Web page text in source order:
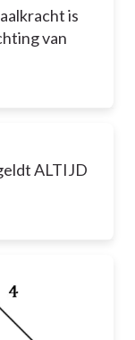
is
van
ALTIJD